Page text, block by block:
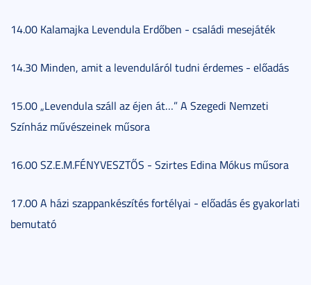
14.00 Kalamajka Levendula Erdőben - családi mesejáték
14.30 Minden, amit a levenduláról tudni érdemes - előadás
15.00 „Levendula száll az éjen át…” A Szegedi Nemzeti
Színház művészeinek műsora
16.00 SZ.E.M.FÉNYVESZTŐS - Szirtes Edina Mókus műsora
17.00 A házi szappankészítés fortélyai - előadás és gyakorlati
bemutató